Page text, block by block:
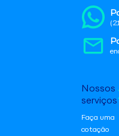
Nossos
serviços
Faça uma
cotação